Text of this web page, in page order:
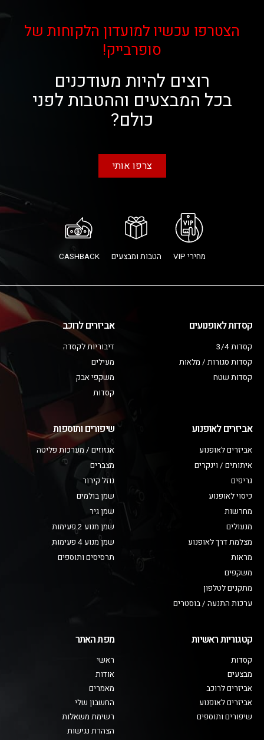
הצטרפו עכשיו למועדון הלקוחות של
סופרבייק!
רוצים להיות מעודכנים
בכל המבצעים וההטבות לפני
כולם?
צרפו אותי
מחירי VIP הטבות ומבצעים CASHBACK
קסדות לאופנועים
קסדות 3/4
קסדות סגורות / מלאות
קסדות שטח
אביזרים לרוכב
דיבוריות לקסדה
מעילים
משקפי אבק
קסדות
אביזרים לאופנוע
אביזרים לאופנוע
איתותים / וינקרים
גריפים
כיסוי לאופנוע
מחרשות
מנעולים
מצלמת דרך לאופנוע
מראות
משקפים
מתקנים לטלפון
ערכות התנעה / בוסטרים
שיפורים ותוספות
אגזוזים / מערכות פליטה
מצברים
נוזל קירור
שמן בולמים
שמן גיר
שמן מנוע 2 פעימות
שמן מנוע 4 פעימות
תרסיסים ותוספים
קטגוריות ראשיות
קסדות
מבצעים
אביזרים לרוכב
אביזרים לאופנוע
שיפורים ותוספים
מפת האתר
ראשי
אודות
מאמרים
החשבון שלי
רשימת משאלות
הצהרת נגישות